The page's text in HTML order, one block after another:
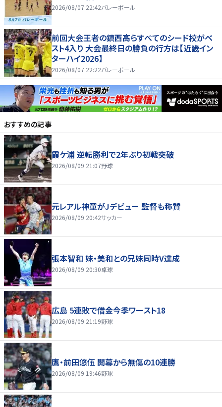
2026/08/07 22:42バレーボール
前回大会王者の鎮西高らすべてのシード校がベ
スト4入り 大会最終日の勝負の行方は【近畿イン
ターハイ2026】
2026/08/07 22:22バレーボール
おすすめの記事
霞ケ浦 逆転勝利で2年ぶり初戦突破
2026/08/09 21:07野球
元レアル神童がJデビュー 監督も称賛
2026/08/09 20:42サッカー
張本智和 妹・美和との兄妹同時V達成
2026/08/09 20:30卓球
広島 5連敗で借金今季ワースト18
2026/08/09 21:19野球
鷹・前田悠伍 開幕から無傷の10連勝
2026/08/09 19:46野球